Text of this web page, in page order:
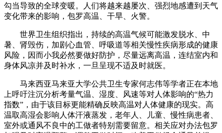
勾当导致的全球变暖。人们将越来越屡次、强烈地感遭到天气
变化带来的影响，包罗高温、干旱、火警。
世界卫生组织指出，持续的高温气候可能激发脱水、中
暑、肾毁伤，加剧心血管、呼吸道等相关慢性疾病形成的健康
风险，因而小我必然要做好防护，尽量远离高温，连结室内和
身体风凉并及时补水，一旦呈现不适及时就医。
马来西亚马来亚大学公共卫生专家何志伟等学者正在本地
上呼吁注沉分析考量气温、湿度、风速等对人体影响的“热力
指数”，由于该目标更能精确反映高温对人体健康的现实。高
温取高湿会影响人体汗液蒸发，老年人、儿童、慢性病患者、
室外或通风不良中的工做者特别需要留意。相关应对办法包罗